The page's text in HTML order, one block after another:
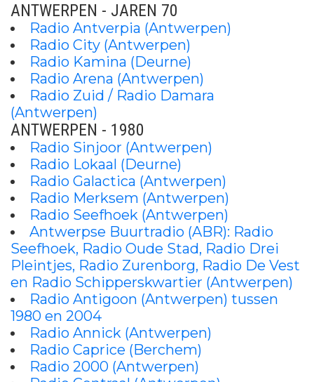
ANTWERPEN - JAREN 70
Radio Antverpia (Antwerpen)
Radio City (Antwerpen)
Radio Kamina (Deurne)
Radio Arena (Antwerpen)
Radio Zuid / Radio Damara
(Antwerpen)
ANTWERPEN - 1980
Radio Sinjoor (Antwerpen)
Radio Lokaal (Deurne)
Radio Galactica (Antwerpen)
Radio Merksem (Antwerpen)
Radio Seefhoek (Antwerpen)
Antwerpse Buurtradio (ABR): Radio
Seefhoek, Radio Oude Stad, Radio Drei
Pleintjes, Radio Zurenborg, Radio De Vest
en Radio Schipperskwartier (Antwerpen)
Radio Antigoon (Antwerpen) tussen
1980 en 2004
Radio Annick (Antwerpen)
Radio Caprice (Berchem)
Radio 2000 (Antwerpen)